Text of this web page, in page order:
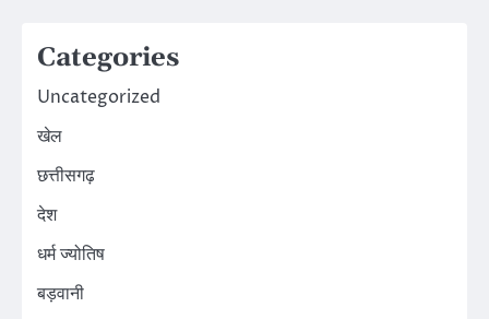
Categories
Uncategorized
खेल
छत्तीसगढ़
देश
धर्म ज्योतिष
बड़वानी